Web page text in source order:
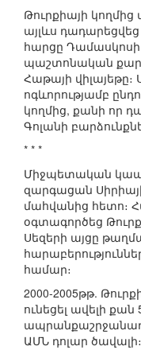
Թուրքիայի
այլևս
հարցը Դամասկոսի
պաշտոնական
Հաթայի վիլայեթը։
ոգևորությամբ
կողմից, քանի որ
Գոլանի
* * *
Միջպետական
զարգացան
մահվանից հետո։
օգտագործեց
Սեզերի այցը
համար։
2000-2005թթ.
ունեցել ավելի
ԱՄՆ դոլար ծավալի։